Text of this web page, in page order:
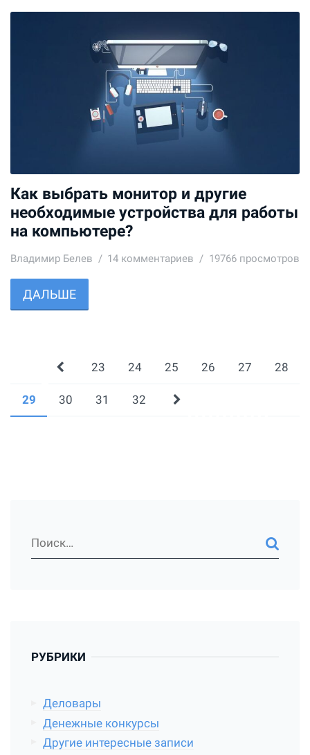
Как выбрать монитор и другие
необходимые устройства для работы
на компьютере?
Владимир Белев 14 комментариев 19766 просмотров
ДАЛЬШЕ
23 24 25 26 27 28
29 30 31 32
РУБРИКИ
Деловары
Денежные конкурсы
Другие интересные записи